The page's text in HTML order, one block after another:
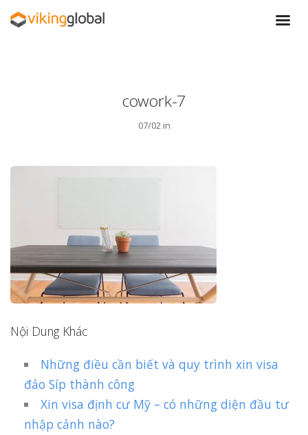
cowork-7
07/02 in
Nội Dung Khác
Những điều cần biết và quy trình xin visa
đảo Síp thành công
Xin visa định cư Mỹ – có những diện đầu tư
nhập cảnh nào?